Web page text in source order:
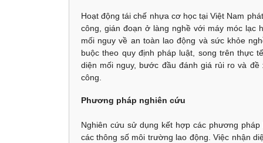
Hoạt động tái chế nhựa cơ học tại Việt Nam
công, gián đoạn ở làng nghề với máy móc lạc
mối nguy về an toàn lao động và sức khỏe
buộc theo quy định pháp luật, song trên thực
diện mối nguy, bước đầu đánh giá rủi ro và
công.
Phương pháp nghiên cứu
Nghiên cứu sử dụng kết hợp các phương
các thông số môi trường lao động. Việc nhận